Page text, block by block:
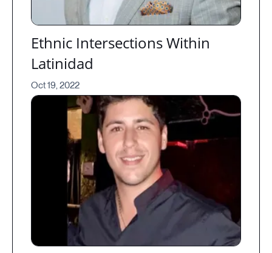
Ethnic Intersections Within
Latinidad
Oct 19, 2022